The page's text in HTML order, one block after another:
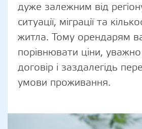
дуже залежним від
ситуації, міграції та
житла. Тому орендарям
порівнювати ціни,
договір і заздалегідь
умови проживання.